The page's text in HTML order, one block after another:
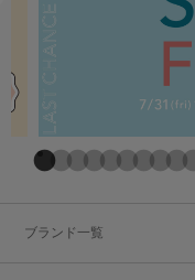
ブランド一覧